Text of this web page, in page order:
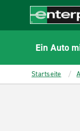
CONTENT
Enterprise
Ein Auto
Startseite